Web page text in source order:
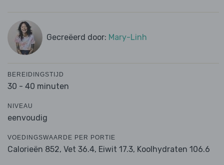
Gecreëerd door: Mary-Linh
BEREIDINGSTIJD
30 - 40 minuten
NIVEAU
eenvoudig
VOEDINGSWAARDE PER PORTIE
Calorieën 852, Vet 36.4, Eiwit 17.3, Koolhydraten 106.6